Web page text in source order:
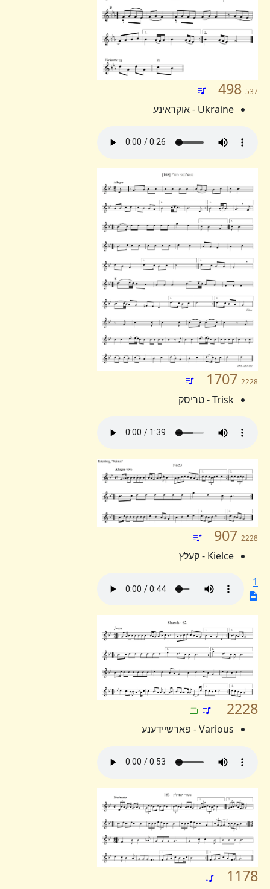
498 537
Ukraine - אוקראינע
1707 2228
Trisk - טריסק
907 2228
Kielce - קעלץ
2228
Various - פארשיידענע
1178